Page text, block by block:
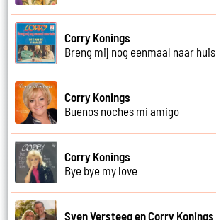
Corry Konings
Breng mij nog eenmaal naar huis
Corry Konings
Buenos noches mi amigo
Corry Konings
Bye bye my love
Sven Versteeg en Corry Konings